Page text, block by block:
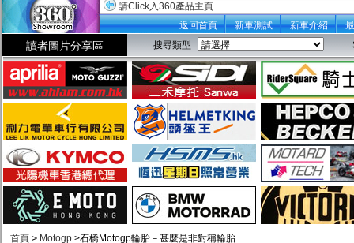
請Click入360產品主頁
返回首頁
新車測試 新車介紹
讀者圖片分享區 搜尋類型
首頁 > Motogp >石橋Motogp輪胎－甚麼是非對稱輪胎